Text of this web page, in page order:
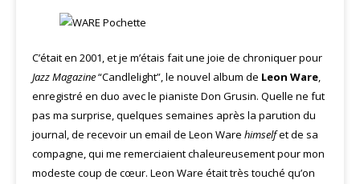
C’était en 2001, et je m’étais fait une joie de chroniquer pour
Jazz Magazine“Candlelight”, le nouvel album de Leon Ware,
enregistré en duo avec le pianiste Don Grusin. Quelle ne fut
pas ma surprise, quelques semaines après la parution du
journal, de recevoir un email de Leon Ware himselfet de sa
compagne, qui me remerciaient chaleureusement pour mon
modeste coup de cœur. Leon Ware était très touché qu’on